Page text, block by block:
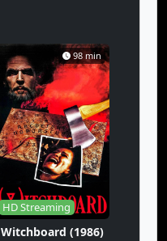
98 min
HD Streaming
Witchboard (1986)